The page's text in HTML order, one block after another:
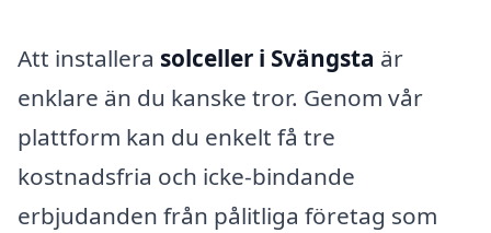
Att installera solceller i Svängsta är
enklare än du kanske tror. Genom vår
plattform kan du enkelt få tre
kostnadsfria och icke-bindande
erbjudanden från pålitliga företag som